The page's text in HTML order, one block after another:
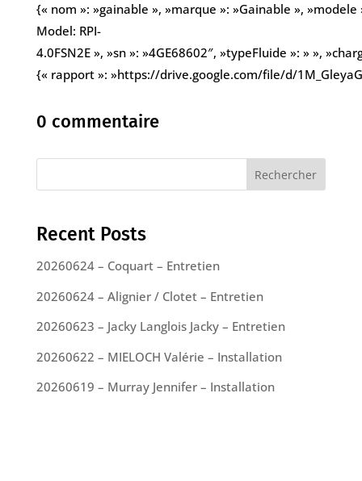
{« nom »: »gainable », »marque »: »Gainable », »modele
Model: RPI-
4.0FSN2E », »sn »: »4GE68602″, »typeFluide »: » »,
{« rapport »: »https://drive.google.com/file/d/
0 commentaire
Rechercher
Recent Posts
20260624 – Coquart – Entretien
20260624 – Alignier / Clotet – Entretien
20260623 – Jacky Langlois Jacky – Entretien
20260622 – MIELOCH Valérie – Installation
20260619 – Murray Jennifer – Installation